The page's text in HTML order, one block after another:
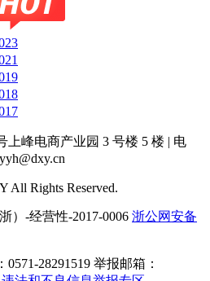
上峰电商产业园 3 号楼 5 楼 | 电
All Rights Reserved.
浙）-经营性-2017-0006 浙公网安备
28291519 举报邮箱：